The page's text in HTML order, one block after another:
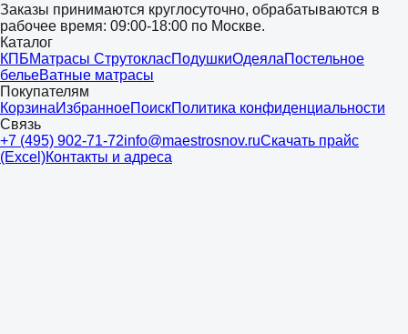
Заказы принимаются круглосуточно, обрабатываются в
рабочее время: 09:00-18:00 по Москве.
Каталог
КПБМатрасы СтрутокласПодушкиОдеялаПостельное
бельеВатные матрасы
Покупателям
КорзинаИзбранноеПоискПолитика конфиденциальности
Связь
+7 (495) 902-71-72info@maestrosnov.ruСкачать прайс
(Excel)Контакты и адреса